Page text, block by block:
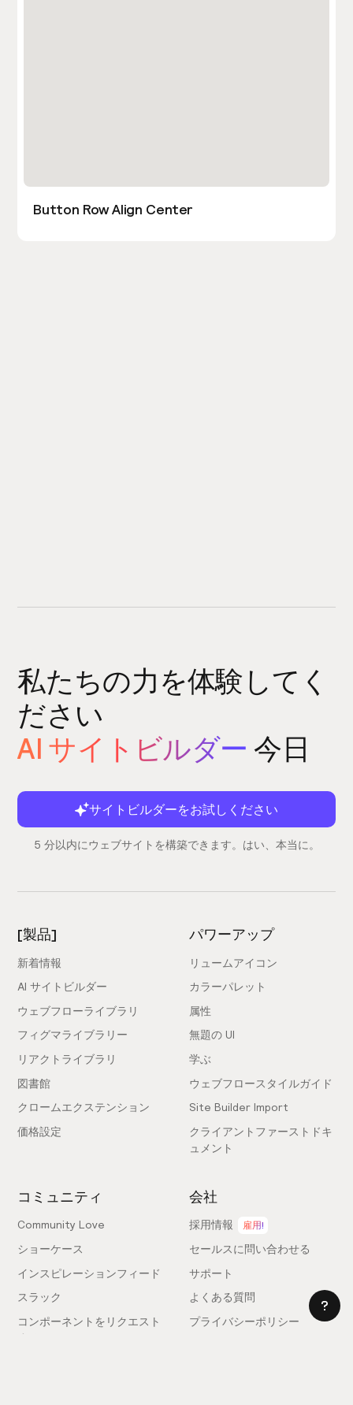
Button Row Align Center
私たちの力を体験してく
ださい
AI サイトビルダー 今日
サイトビルダーをお試しください
5 分以内にウェブサイトを構築できます。はい、本当に。
[製品]
新着情報
AI サイトビルダー
ウェブフローライブラリ
フィグマライブラリー
リアクトライブラリ
図書館
クロームエクステンション
価格設定
パワーアップ
リュームアイコン
カラーパレット
属性
無題の UI
学ぶ
ウェブフロースタイルガイド
Site Builder Import
クライアントファーストドキ
ュメント
コミュニティ
Community Love
ショーケース
インスピレーションフィード
スラック
コンポーネントをリクエスト
する
会社
採用情報 雇用!
セールスに問い合わせる
サポート
よくある質問
プライバシーポリシー